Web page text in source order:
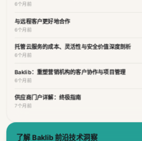
6个月前
与远程客户更好地合作
6个月前
托管云服务的成本、灵活性与安全价值深度剖析
6个月前
Baklib：重塑营销机构的客户协作与项目管理
6个月前
供应商门户详解：终极指南
7个月前
了解 Baklib 前沿技术洞察